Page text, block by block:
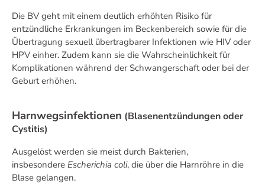
Die BV geht mit einem deutlich erhöhten Risiko für
entzündliche Erkrankungen im Beckenbereich sowie für die
Übertragung sexuell übertragbarer Infektionen wie HIV oder
HPV einher. Zudem kann sie die Wahrscheinlichkeit für
Komplikationen während der Schwangerschaft oder bei der
Geburt erhöhen.
Harnwegsinfektionen (Blasenentzündungen oder
Cystitis)
Ausgelöst werden sie meist durch Bakterien,
insbesondere Escherichia coli, die über die Harnröhre in die
Blase gelangen.